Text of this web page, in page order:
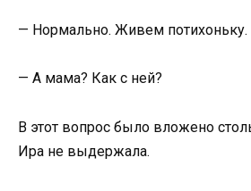
— Нормально. Живем потихоньку.
— А мама? Как с ней?
В этот вопрос было вложено
Ира не выдержала.